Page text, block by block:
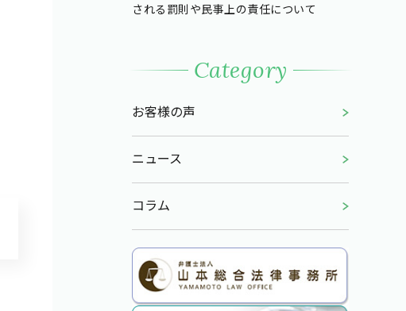
される罰則や民事上の責任について
Category
お客様の声
ニュース
コラム